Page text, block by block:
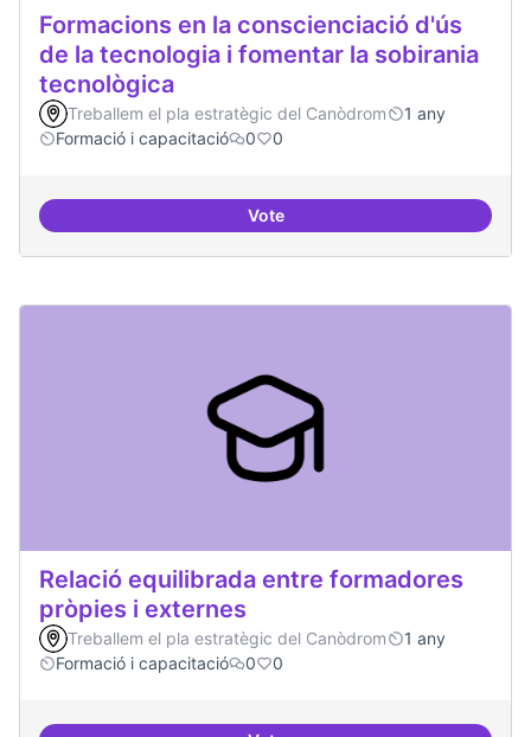
Formacions en la conscienciació d'ús
de la tecnologia i fomentar la sobirania
tecnològica
Treballem el pla estratègic del Canòdrom
1 any
Formació i capacitació
0 0
VoteFormacions en la
Relació equilibrada entre formadores
pròpies i externes
Treballem el pla estratègic del Canòdrom
1 any
Formació i capacitació
0 0